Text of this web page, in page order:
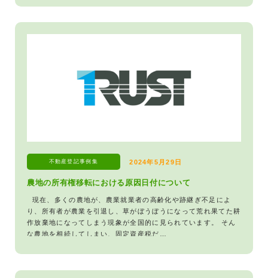
農地の所有権移転における原因日付について
不動産登記事例集 2024年5月29日
現在、多くの農地が、農業就業者の高齢化や跡継ぎ不足によ
り、所有者が農業を引退し、草がぼうぼうになって荒れ果てた耕
作放棄地になってしまう現象が全国的に見られています。 そん
な農地を相続してしまい、固定資産税だ…